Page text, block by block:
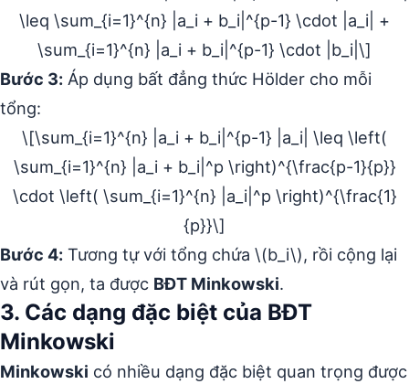
\leq \sum_{i=1}^{n} |a_i + b_i|^{p-1} \cdot |a_i| +
\sum_{i=1}^{n} |a_i + b_i|^{p-1} \cdot |b_i|\]
Bước 3: Áp dụng bất đẳng thức Hölder cho mỗi
tổng:
\[\sum_{i=1}^{n} |a_i + b_i|^{p-1} |a_i| \leq \left(
\sum_{i=1}^{n} |a_i + b_i|^p \right)^{\frac{p-1}{p}}
\cdot \left( \sum_{i=1}^{n} |a_i|^p \right)^{\frac{1}
{p}}\]
Bước 4: Tương tự với tổng chứa \(b_i\), rồi cộng lại
và rút gọn, ta được BĐT Minkowski.
3. Các dạng đặc biệt của BĐT
Minkowski
Minkowski có nhiều dạng đặc biệt quan trọng được